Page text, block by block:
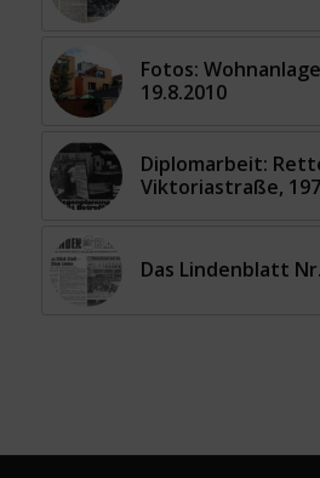
Fotos:
19.8.2010
Diplomarbeit:
Viktoriastraße,
Das Lindenblatt